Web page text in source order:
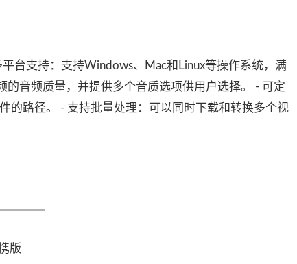
台支持：支持Windows、Mac和Linux等操作系统，满
音频质量，并提供多个音质选项供用户选择。 - 可定
的路径。 - 支持批量处理：可以同时下载和转换多个视
版